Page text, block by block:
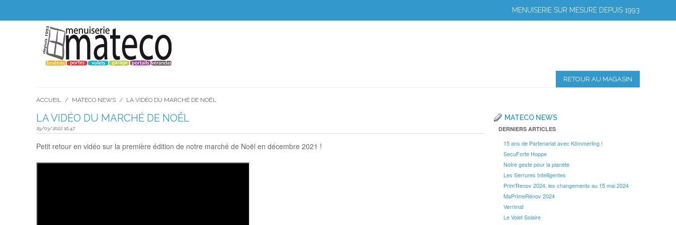
MENUISERIE SUR MESURE DEPUIS 1993
RETOUR AU MAGASIN
ACCUEIL / MATECO NEWS / LA VIDÉO DU MARCHÉ DE NOËL
LA VIDÉO DU MARCHÉ DE NOËL
29/03/2022 10:47
Petit retour en vidéo sur la première édition de notre marché de Noël en décembre 2021 !
MATECO NEWS
DERNIERS ARTICLES
15 ans de Partenariat avec Kömmerling !
SecuForte Hoppe
Notre geste pour la planète
Les Serrures Intelligentes
Prim'Renov 2024, les changements au 15 mai 2024
MaPrimeRénov 2024
Verrimat
Le Volet Solaire